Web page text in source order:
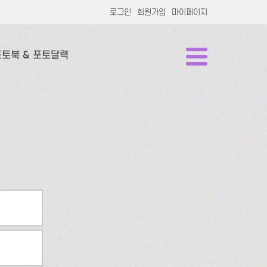
로그인 회원가입 마이페이지
북 & 포토달력